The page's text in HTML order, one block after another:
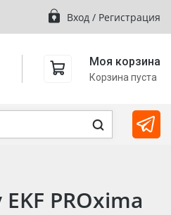
Вход / Регистрация
Моя корзина
Корзина пуста
PROxima